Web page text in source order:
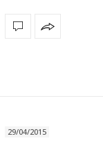
29/04/2015